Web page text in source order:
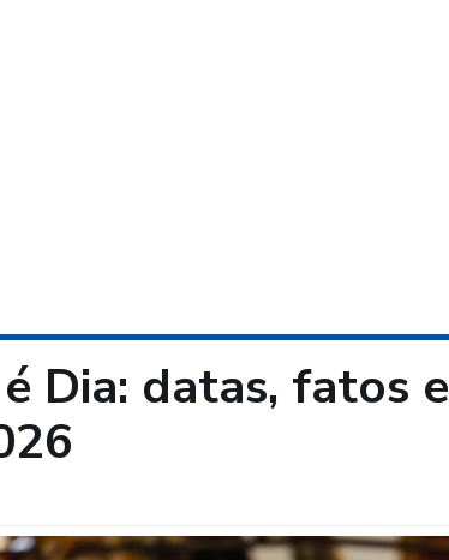
Dia: datas, fatos